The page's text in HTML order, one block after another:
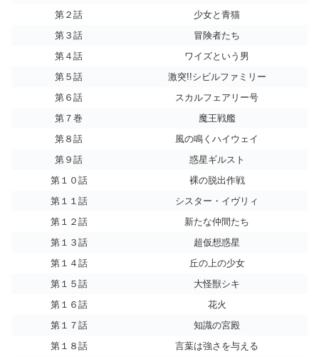
第２話
少女と青猫
第３話
冒険者たち
第４話
ワイズという男
第５話
激突!!シビルファミリー
第６話
スカルフェアリー号
第７巻
魔王戦艦
第８話
風の鳴くハイウェイ
第９話
惑星ギルスト
第１０話
裸の脱出作戦
第１１話
シスター・イヴリィ
第１２話
新たな仲間たち
第１３話
超仮想惑星
第１４話
丘の上の少女
第１５話
大怪獣シキ
第１６話
花火
第１７話
知識の宮殿
第１８話
言葉は強さを与える